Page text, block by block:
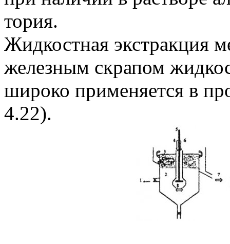
тория.
Жидкостная экстракция
железным скрапом
широко применяется в
4.22).